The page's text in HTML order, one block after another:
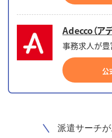
Adecco（ア
事務求人が豊
公
派遣サーチ